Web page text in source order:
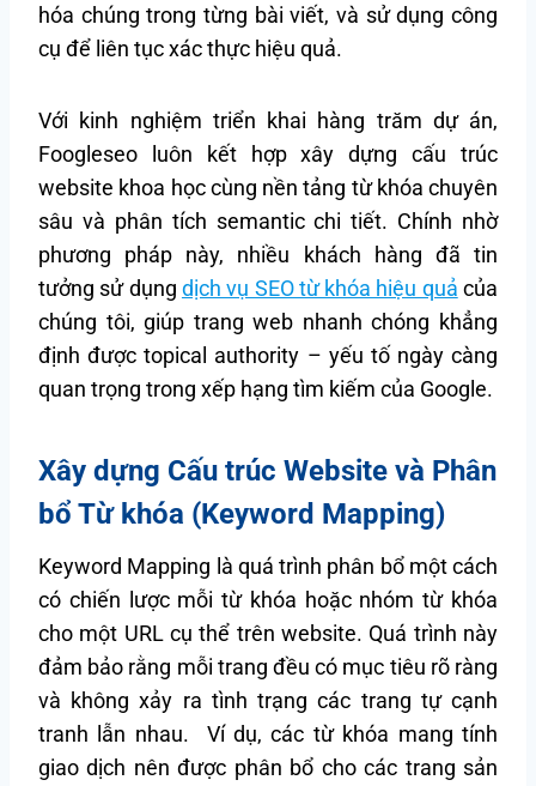
hóa chúng trong từng bài viết, và sử dụng công
cụ để liên tục xác thực hiệu quả.
Với kinh nghiệm triển khai hàng trăm dự án,
Foogleseo luôn kết hợp xây dựng cấu trúc
website khoa học cùng nền tảng từ khóa chuyên
sâu và phân tích semantic chi tiết. Chính nhờ
phương pháp này, nhiều khách hàng đã tin
tưởng sử dụng dịch vụ SEO từ khóa hiệu quả của
chúng tôi, giúp trang web nhanh chóng khẳng
định được topical authority – yếu tố ngày càng
quan trọng trong xếp hạng tìm kiếm của Google.
Xây dựng Cấu trúc Website và Phân
bổ Từ khóa (Keyword Mapping)
Keyword Mapping là quá trình phân bổ một cách
có chiến lược mỗi từ khóa hoặc nhóm từ khóa
cho một URL cụ thể trên website. Quá trình này
đảm bảo rằng mỗi trang đều có mục tiêu rõ ràng
và không xảy ra tình trạng các trang tự cạnh
tranh lẫn nhau. Ví dụ, các từ khóa mang tính
giao dịch nên được phân bổ cho các trang sản